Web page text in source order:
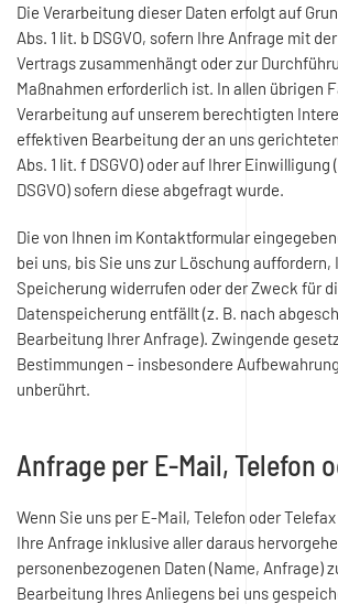
Die Verarbeitung dieser Daten erfolgt auf
Abs. 1 lit. b DSGVO, sofern Ihre Anfrage mit
Vertrags zusammenhängt oder zur
Maßnahmen erforderlich ist. In allen übrigen
Verarbeitung auf unserem berechtigten
effektiven Bearbeitung der an uns
Abs. 1 lit. f DSGVO) oder auf Ihrer Einwilligung
DSGVO) sofern diese abgefragt wurde.
Die von Ihnen im Kontaktformular
bei uns, bis Sie uns zur Löschung
Speicherung widerrufen oder der Zweck für
Datenspeicherung entfällt (z. B. nach
Bearbeitung Ihrer Anfrage). Zwingende
Bestimmungen – insbesondere
unberührt.
Anfrage per E-Mail, Telefon
Wenn Sie uns per E-Mail, Telefon oder
Ihre Anfrage inklusive aller daraus
personenbezogenen Daten (Name, Anfrage)
Bearbeitung Ihres Anliegens bei uns